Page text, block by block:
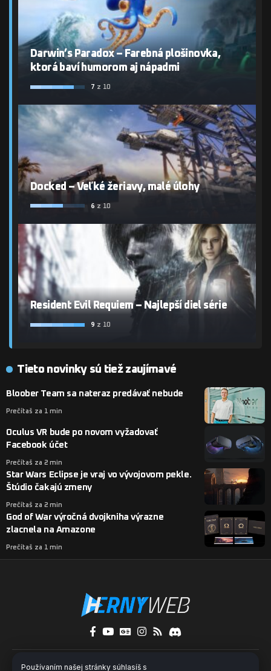
Používaním našej stránky súhlasíš s
Darwin’s Paradox – Farebná plošinovka,
ktorá baví humorom aj nápadmi
7 z 10
Docked – Veľké žeriavy, malé úlohy
6 z 10
Resident Evil Requiem – Najlepší diel série
9 z 10
Tieto novinky sú tiež zaujímavé
Bloober Team sa nateraz predávať nebude
Prečítaš za 1 min
Oculus VR bude po novom vyžadovať
Facebook účet
Prečítaš za 2 min
Star Wars Eclipse je vraj vo vývojovom pekle.
Štúdio čakajú zmeny
Prečítaš za 2 min
God of War výročná dvojkniha výrazne
zlacnela na Amazone
Prečítaš za 1 min
O nás Kontakty